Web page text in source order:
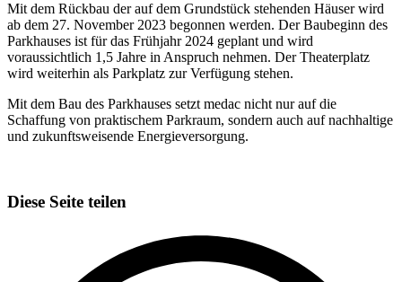
Mit dem Rückbau der auf dem Grundstück stehenden Häuser wird
ab dem 27. November 2023 begonnen werden. Der Baubeginn des
Parkhauses ist für das Frühjahr 2024 geplant und wird
voraussichtlich 1,5 Jahre in Anspruch nehmen. Der Theaterplatz
wird weiterhin als Parkplatz zur Verfügung stehen.
Mit dem Bau des Parkhauses setzt medac nicht nur auf die
Schaffung von praktischem Parkraum, sondern auch auf nachhaltige
und zukunftsweisende Energieversorgung.
Diese Seite teilen